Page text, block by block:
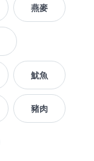
燕麥
魷魚
豬肉